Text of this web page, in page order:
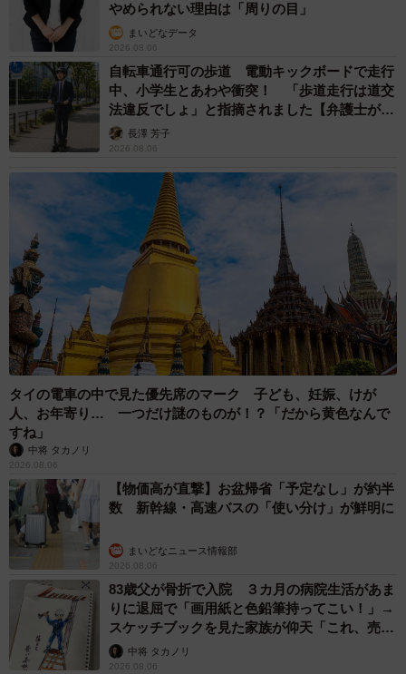
やめられない理由は「周りの目」
まいどなデータ
2026.08.06
自転車通行可の歩道 電動キックボードで走行
中、小学生とあわや衝突！ 「歩道走行は道交
法違反でしょ」と指摘されました【弁護士が解
説】長澤 芳子
2026.08.06
タイの電車の中で見た優先席のマーク 子ども、妊娠、けが
人、お年寄り… 一つだけ謎のものが！？「だから黄色なんで
すね」
中将 タカノリ
2026.08.06
【物価高が直撃】お盆帰省「予定なし」が約半
数 新幹線・高速バスの「使い分け」が鮮明に
まいどなニュース情報部
2026.08.06
83歳父が骨折で入院 ３カ月の病院生活があま
りに退屈で「画用紙と色鉛筆持ってこい！」→
スケッチブックを見た家族が仰天「これ、売れ
ますよ…」
中将 タカノリ
2026.08.06